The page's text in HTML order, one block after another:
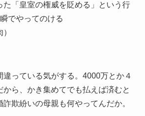
た「皇室の権威を貶める」という行
でやってのける
違っている気がする。4000万とか４
ら、かき集めてでも払えば済むと
欺紛いの母親も何やってんだか。